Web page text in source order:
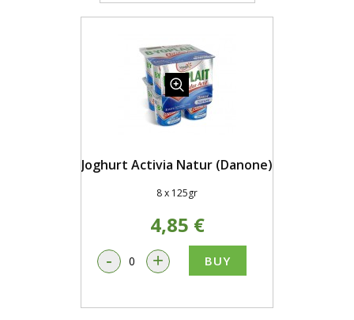
Joghurt Activia Natur (Danone)
8 x 125gr
4,85 €
- + BUY